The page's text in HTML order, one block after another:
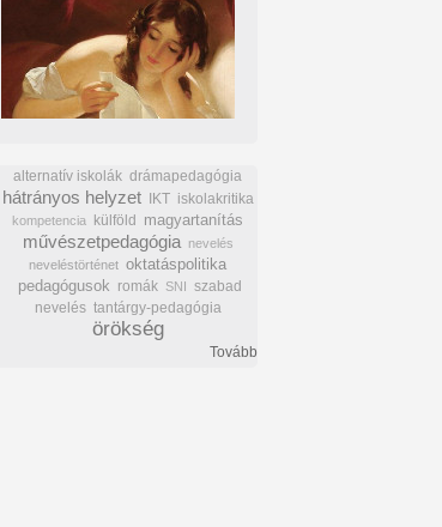
alternatív iskolák drámapedagógia
hátrányos helyzet IKT iskolakritika
kompetencia külföld magyartanítás
művészetpedagógia
nevelés
neveléstörténet oktatáspolitika
pedagógusok romák SNI szabad
nevelés tantárgy-pedagógia
örökség
Tovább